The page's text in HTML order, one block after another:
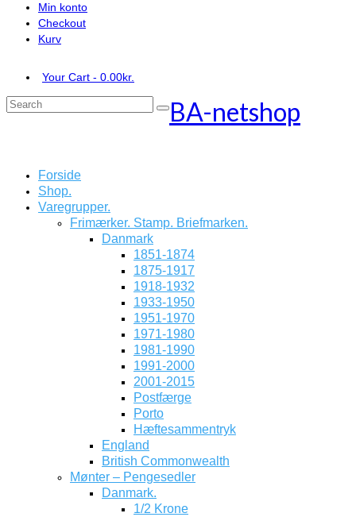
Min konto
Checkout
Kurv
Your Cart - 0.00kr.
Search
BA-netshop
Forside
Shop.
Varegrupper.
Frimærker. Stamp. Briefmarken.
Danmark
1851-1874
1875-1917
1918-1932
1933-1950
1951-1970
1971-1980
1981-1990
1991-2000
2001-2015
Postfærge
Porto
Hæftesammentryk
England
British Commonwealth
Mønter – Pengesedler
Danmark.
1/2 Krone